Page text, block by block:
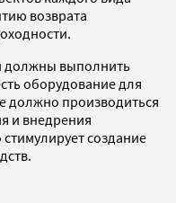
возврата
должны выполнить
оборудование для
должно производиться
и внедрения
создание